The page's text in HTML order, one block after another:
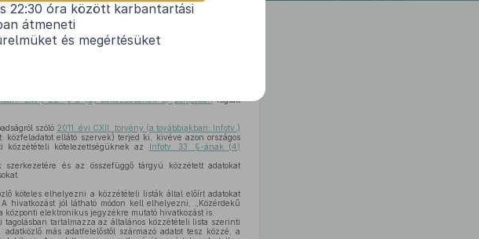
szükséges közzétételi
Eitv.) 22. §-a (2) bekezdésénekb)pontjábanfoglalt
szóló 2011. évi CXII. törvény (a továbbiakban: Infotv.)
közfeladatot ellátó szervek) terjed ki, kivéve azon országos
közzétételi kötelezettségüknek az
Infotv. 33. §-ának (4)
és az összefüggő tárgyú közzétett adatokat
köteles elhelyezni a közzétételi listák által előírt adatokat
hivatkozást jól látható módon kell elhelyezni, „Közérdekű
elektronikus jegyzékre mutató hivatkozást is.
tagolásban tartalmazza az általános közzétételi lista szerinti
más adatfelelőstől származó adatot tesz közzé, a
22:30 óra között karbantartási
átmeneti
és megértésüket